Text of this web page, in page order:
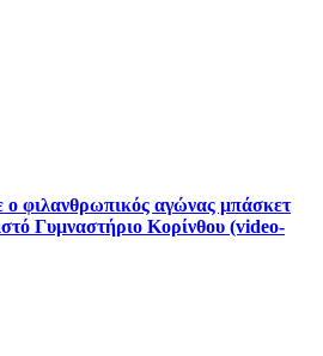
ο φιλανθρωπικός αγώνας μπάσκετ
Γυμναστήριο Κορίνθου (video-